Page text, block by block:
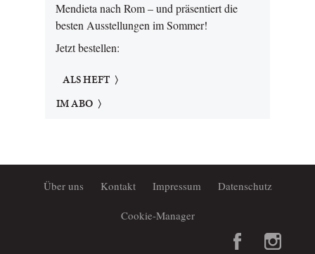
Mendieta nach Rom – und präsentiert die
besten Ausstellungen im Sommer!
Jetzt bestellen:
ALS HEFT
IM ABO
Über uns Kontakt Impressum Datenschutz
Cookie-Manager